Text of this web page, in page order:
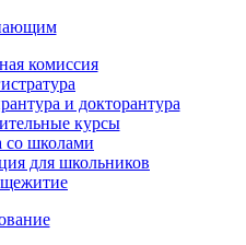
комиссия
и докторантура
курсы
со школами
для школьников